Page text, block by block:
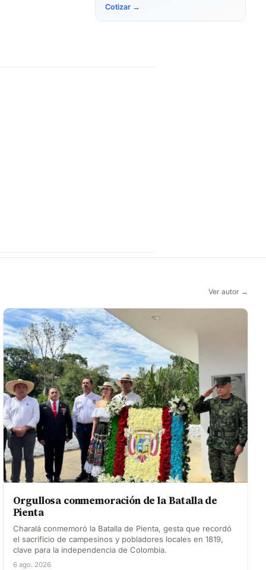
Cotizar →
Ver autor →
Orgullosa conmemoración de la Batalla de
Pienta
Charalá conmemoró la Batalla de Pienta, gesta que recordó
el sacrificio de campesinos y pobladores locales en 1819,
clave para la independencia de Colombia.
6 ago. 2026